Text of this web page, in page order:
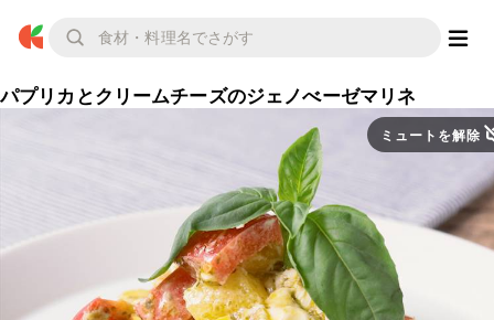
パプリカとクリームチーズのジェノべーゼマリネ
ミュートを解除